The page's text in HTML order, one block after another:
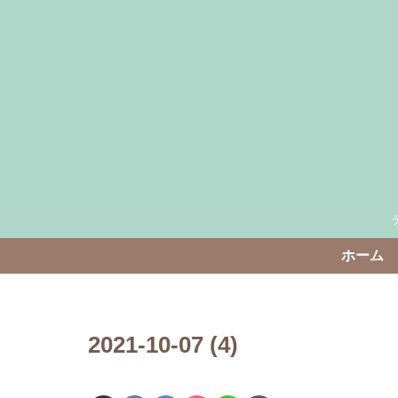
ホーム
2021-10-07 (4)